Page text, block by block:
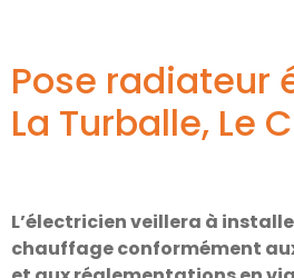
Pose radiateur
La Turballe, Le
L’électricien veillera à
chauffage conformément